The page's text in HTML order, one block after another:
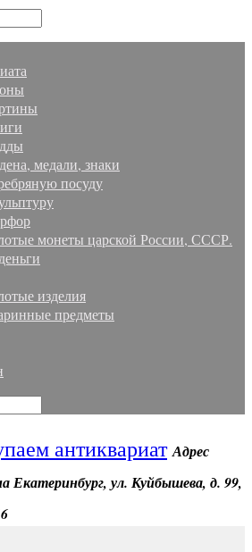
медали, знаки
посуду
монеты царской России, СССР.
изделия
предметы
антиквариат Адрес
Екатеринбург, ул. Куйбышева, д. 99,